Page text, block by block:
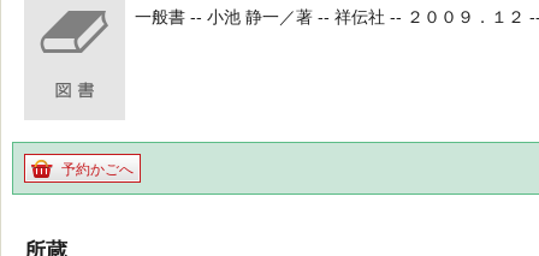
一般書 -- 小池 静一／著 -- 祥伝社 -- ２００９．１２
予約かごへ
所蔵